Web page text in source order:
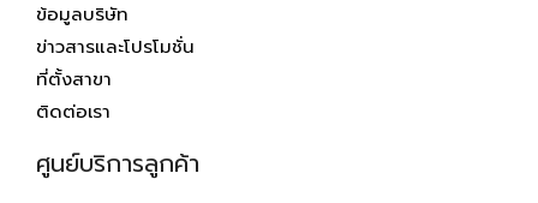
ข้อมูลบริษัท
ข่าวสารและโปรโมชั่น
ที่ตั้งสาขา
ติดต่อเรา
ศูนย์บริการลูกค้า